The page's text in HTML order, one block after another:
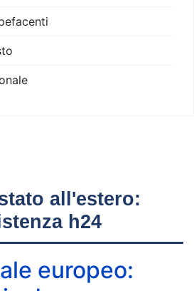
all'estero:
h24
europeo: